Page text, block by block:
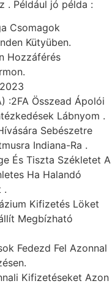
. Például jó példa :
Csomagok
Kütyüben.
Hozzáférés
:2FA Összead Ápolói
Lábnyom .
Sebészetre
Indiana-Ra .
És Tiszta Székletet A
Ha Halandó
.
Kifizetés Löket
Megbízható
Fedezd Fel Azonnal
Kifizetéseket Azon